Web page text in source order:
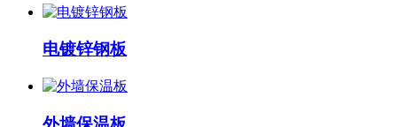
电镀锌钢板